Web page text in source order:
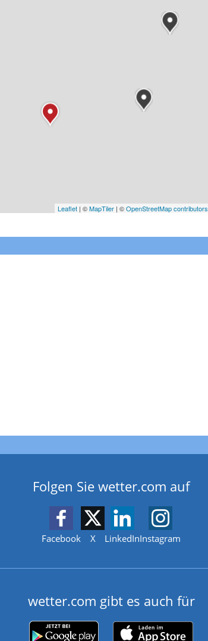
Leaflet| ©MapTiler| ©OpenStreetMap contributors
Folgen Sie wetter.com auf
Facebook X LinkedInInstagram
wetter.com gibt es auch für